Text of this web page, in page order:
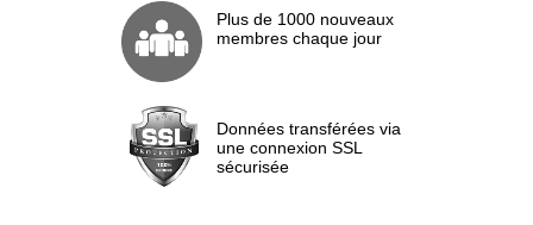
Plus de 1000 nouveaux
membres chaque jour
Données transférées via
une connexion SSL
sécurisée